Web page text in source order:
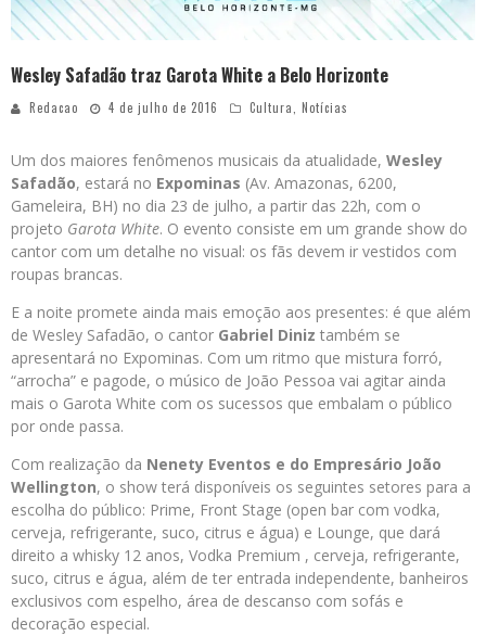
Wesley Safadão traz Garota White a Belo Horizonte
Redacao 4 de julho de 2016 Cultura Notícias
Um dos maiores fenômenos musicais da atualidade, Wesley
Safadão, estará no Expominas (Av. Amazonas, 6200,
Gameleira, BH) no dia 23 de julho, a partir das 22h, com o
projeto Garota White. O evento consiste em um grande show do
cantor com um detalhe no visual: os fãs devem ir vestidos com
roupas brancas.
E a noite promete ainda mais emoção aos presentes: é que além
de Wesley Safadão, o cantor Gabriel Diniz também se
apresentará no Expominas. Com um ritmo que mistura forró,
“arrocha” e pagode, o músico de João Pessoa vai agitar ainda
mais o Garota White com os sucessos que embalam o público
por onde passa.
Com realização da Nenety Eventos e do Empresário João
Wellington, o show terá disponíveis os seguintes setores para a
escolha do público: Prime, Front Stage (open bar com vodka,
cerveja, refrigerante, suco, citrus e água) e Lounge, que dará
direito a whisky 12 anos, Vodka Premium , cerveja, refrigerante,
suco, citrus e água, além de ter entrada independente, banheiros
exclusivos com espelho, área de descanso com sofás e
decoração especial.